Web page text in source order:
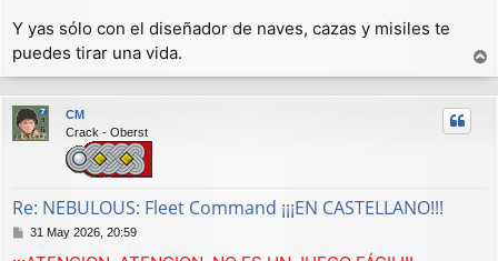
Y yas sólo con el diseñador de naves, cazas y misiles te
puedes tirar una vida.
r
r
CM
Crack - Oberst
Re: NEBULOUS: Fleet Command ¡¡¡EN CASTELLANO!!!
M
31 May 2026, 20:59